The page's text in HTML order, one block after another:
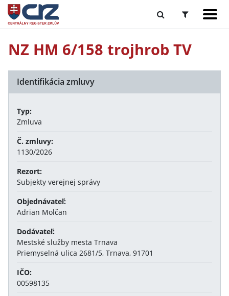
NZ HM 6/158 trojhrob TV
Identifikácia zmluvy
Typ:
Zmluva
Č. zmluvy:
1130/2026
Rezort:
Subjekty verejnej správy
Objednávateľ:
Adrian Molčan
Dodávateľ:
Mestské služby mesta Trnava
Priemyselná ulica 2681/5, Trnava, 91701
IČO:
00598135